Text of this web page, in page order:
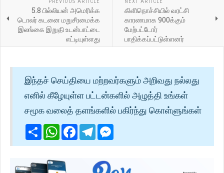
5.8 பில்லியன் அமெரிக்க
டொலர் கடனை மறுசீரமைக்க
இலங்கை இறுதி உடன்பாட்டை
எட்டியுள்ளது
கிளிநொச்சியில் வரட்சி
காரணமாக 900க்கும்
மேற்பட்டோர்
பாதிக்கப்பட்டுள்ளனர்
இந்தச் செய்தியை மற்றவர்களும் அறிவது நல்லது
எனில் கீழேயுள்ள பட்டன்களில் அழுத்தி உங்கள்
சமூக வலைத் தளங்களில் பகிர்ந்து கொள்ளுங்கள்
ShareWhatsApp
Facebook
Telegram